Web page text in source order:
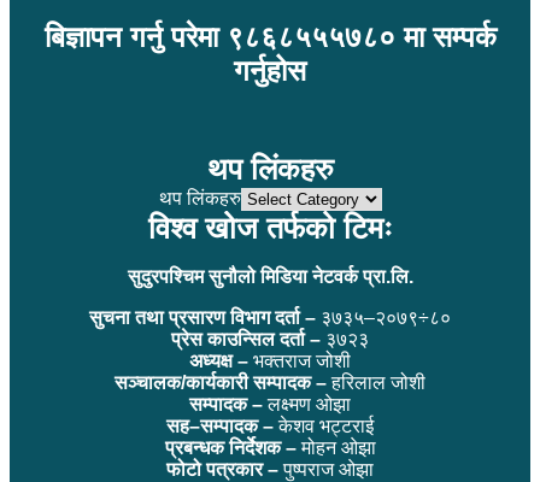
बिज्ञापन गर्नु परेमा ९८६८५५५७८० मा सम्पर्क
गर्नुहोस
थप लिंकहरु
थप लिंकहरु
विश्व खोज तर्फको टिमः
सुदुरपश्चिम सुनौलो मिडिया नेटवर्क प्रा.लि.
सुचना तथा प्रसारण विभाग दर्ता – ३७३५–२०७९÷८०
प्रेस काउन्सिल दर्ता – ३७२३
अध्यक्ष – भक्तराज जोशी
सञ्चालक/कार्यकारी सम्पादक –हरिलाल जोशी
सम्पादक –लक्ष्मण ओझा
सह–सम्पादक –केशव भट्टराई
प्रबन्धक निर्देशक –मोहन ओझा
फोटो पत्रकार –पुष्पराज ओझा